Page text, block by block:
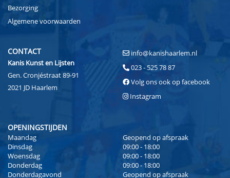
Bezorging
Algemene voorwaarden
CONTACT
Kanis Kunst en Lijsten
Gen. Cronjéstraat 89-91
2021 JD Haarlem
info@kanishaarlem.nl
023 - 525 78 87
Volg ons ook op facebook
Instagram
OPENINGSTIJDEN
Maandag
Geopend op afspraak
Dinsdag
09:00 - 18:00
Woensdag
09:00 - 18:00
Donderdag
09:00 - 18:00
Donderdagavond
Geopend op afspraak